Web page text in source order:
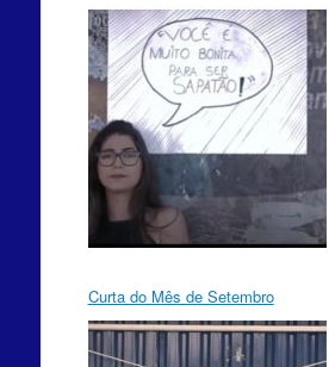
Curta do Mês de Setembro